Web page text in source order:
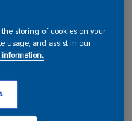
storing of cookies on your
usage, and assist in our
information.